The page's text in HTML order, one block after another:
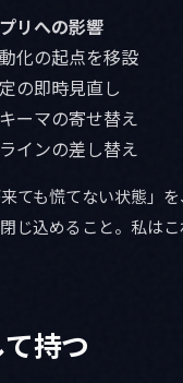
リへの影響
化の起点を移設
の即時見直し
ーマの寄せ替え
インの差し替え
ても慌てない状態」
じ込めること。私は
持つ